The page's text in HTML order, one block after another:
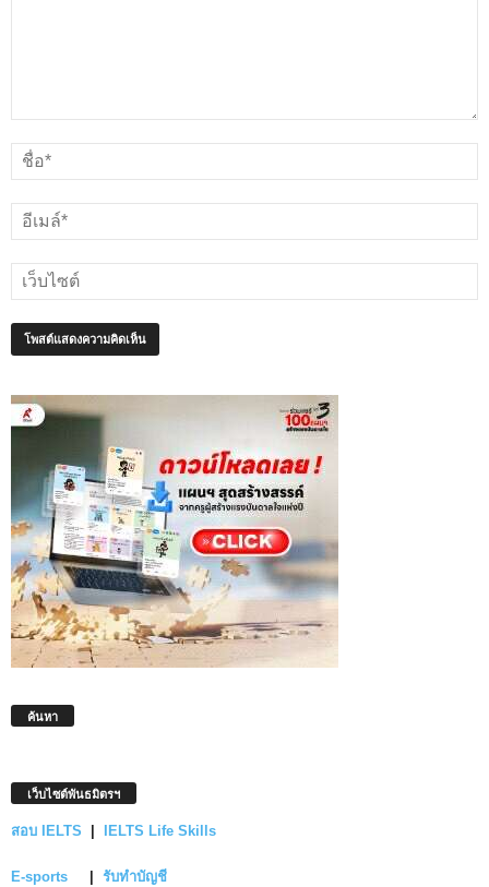
ค้นหา
เว็บไซต์พันธมิตรฯ
สอบ IELTS IELTS Life Skills
E-sports รับทำบัญชี